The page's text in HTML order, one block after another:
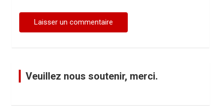
Veuillez nous soutenir, merci.